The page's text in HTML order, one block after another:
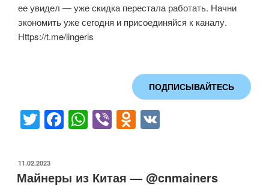
ее увидел — уже скидка перестала работать. Начни
экономить уже сегодня и присоединяйся к каналу.
Https://t.me/lingeris
ПОДПИСЫВАЙТЕСЬ
T
wi
tt
er
F
a
e
W
h
s
Vi
b
O
d
o
ОПУБЛИКОВАНО
11.02.2023
Майнеры из Китая — @cnmainers